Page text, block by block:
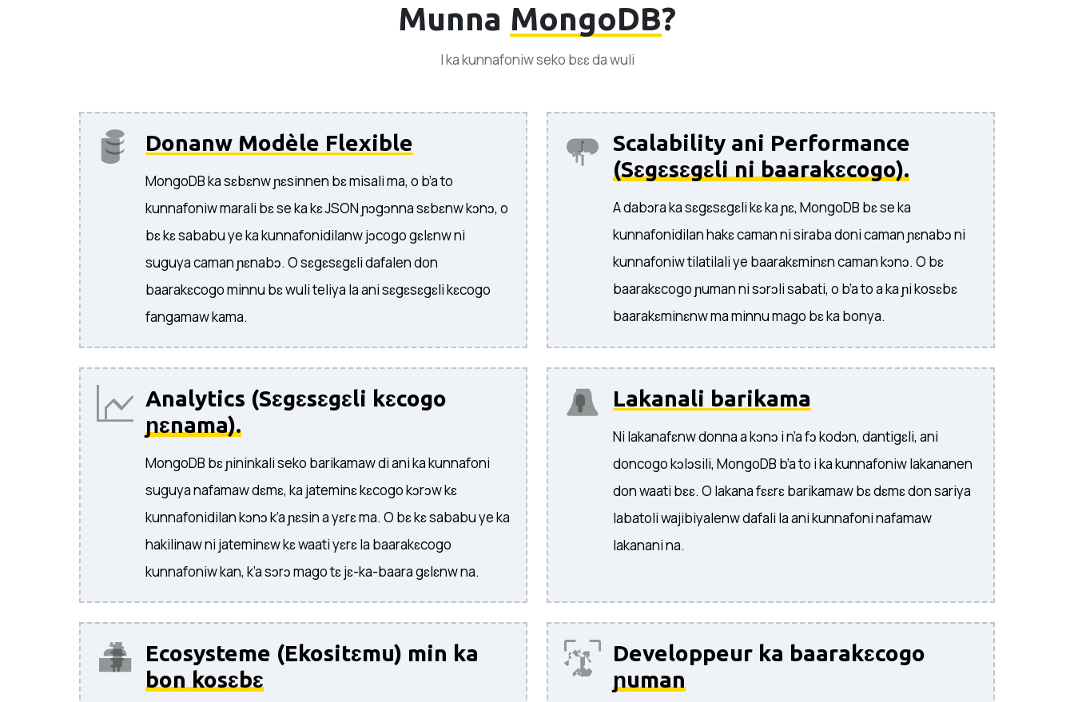
Munna MongoDB?
I ka kunnafoniw seko bɛɛ da wuli
Donanw Modèle Flexible
MongoDB ka sɛbɛnw ɲɛsinnen bɛ misali ma, o b’a to
kunnafoniw marali bɛ se ka kɛ JSON ɲɔgɔnna sɛbɛnw kɔnɔ, o
bɛ kɛ sababu ye ka kunnafonidilanw jɔcogo gɛlɛnw ni
suguya caman ɲɛnabɔ. O sɛgɛsɛgɛli dafalen don
baarakɛcogo minnu bɛ wuli teliya la ani sɛgɛsɛgɛli kɛcogo
fangamaw kama.
Scalability ani Performance
(Sɛgɛsɛgɛli ni baarakɛcogo).
A dabɔra ka sɛgɛsɛgɛli kɛ ka ɲɛ, MongoDB bɛ se ka
kunnafonidilan hakɛ caman ni siraba doni caman ɲɛnabɔ ni
kunnafoniw tilatilali ye baarakɛminɛn caman kɔnɔ. O bɛ
baarakɛcogo ɲuman ni sɔrɔli sabati, o b’a to a ka ɲi kosɛbɛ
baarakɛminɛnw ma minnu mago bɛ ka bonya.
Analytics (Sɛgɛsɛgɛli kɛcogo
ɲɛnama).
MongoDB bɛ ɲininkali seko barikamaw di ani ka kunnafoni
suguya nafamaw dɛmɛ, ka jateminɛ kɛcogo kɔrɔw kɛ
kunnafonidilan kɔnɔ k’a ɲɛsin a yɛrɛ ma. O bɛ kɛ sababu ye ka
hakilinaw ni jateminɛw kɛ waati yɛrɛ la baarakɛcogo
kunnafoniw kan, k’a sɔrɔ mago tɛ jɛ-ka-baara gɛlɛnw na.
Lakanali barikama
Ni lakanafɛnw donna a kɔnɔ i n’a fɔ kodɔn, dantigɛli, ani
doncogo kɔlɔsili, MongoDB b’a to i ka kunnafoniw lakananen
don waati bɛɛ. O lakana fɛɛrɛ barikamaw bɛ dɛmɛ don sariya
labatoli wajibiyalenw dafali la ani kunnafoni nafamaw
lakanani na.
Ecosysteme (Ekositɛmu) min ka
bon kosɛbɛ
Developpeur ka baarakɛcogo
ɲuman